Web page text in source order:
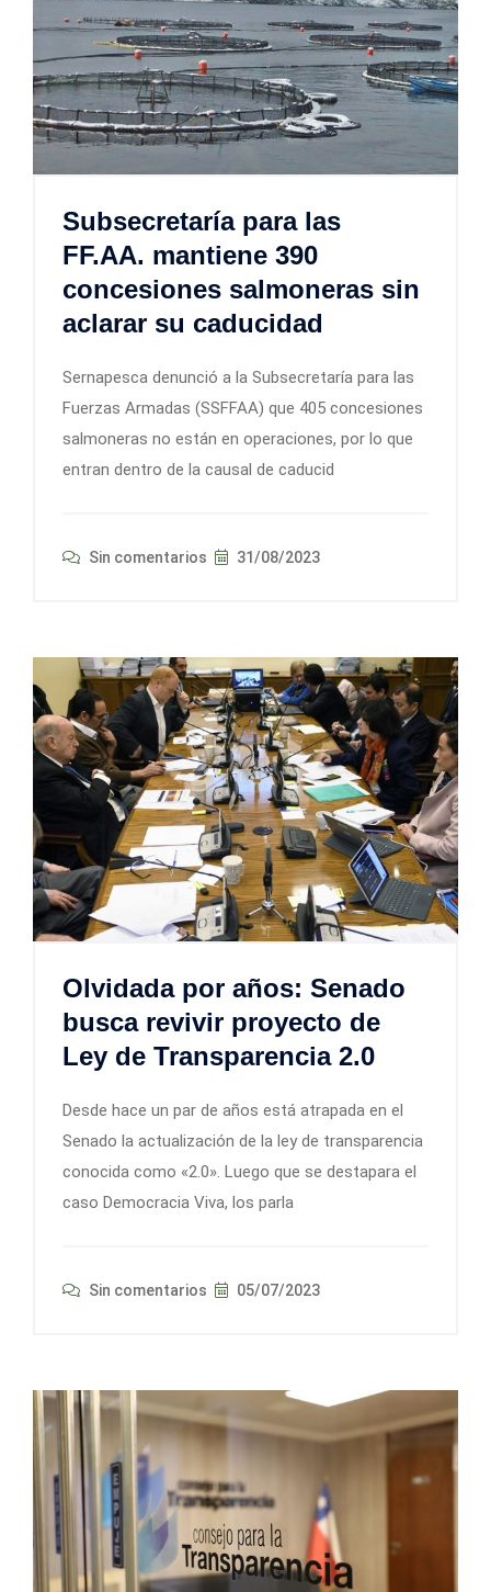
Subsecretaría para las
FF.AA. mantiene 390
concesiones salmoneras sin
aclarar su caducidad
Sernapesca denunció a la Subsecretaría para las
Fuerzas Armadas (SSFFAA) que 405 concesiones
salmoneras no están en operaciones, por lo que
entran dentro de la causal de caducid
Sin comentarios 31/08/2023
Olvidada por años: Senado
busca revivir proyecto de
Ley de Transparencia 2.0
Desde hace un par de años está atrapada en el
Senado la actualización de la ley de transparencia
conocida como «2.0». Luego que se destapara el
caso Democracia Viva, los parla
Sin comentarios 05/07/2023